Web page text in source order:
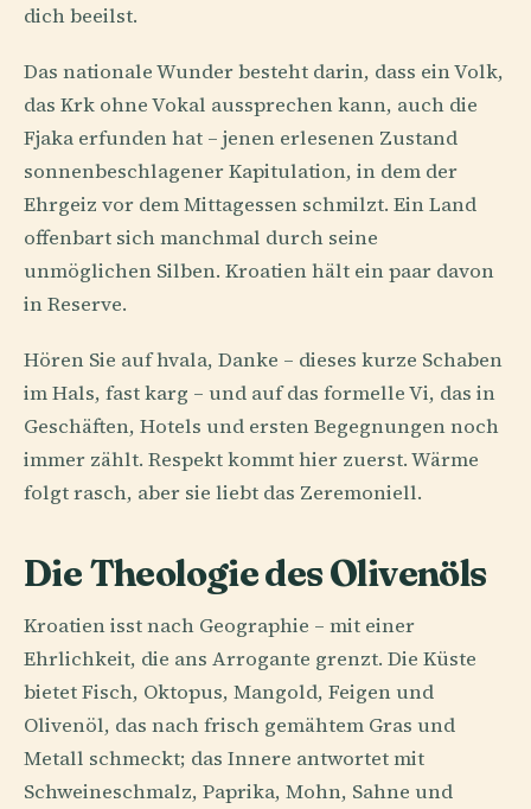
dich beeilst.
Das nationale Wunder besteht darin, dass ein Volk,
das Krk ohne Vokal aussprechen kann, auch die
Fjaka erfunden hat – jenen erlesenen Zustand
sonnenbeschlagener Kapitulation, in dem der
Ehrgeiz vor dem Mittagessen schmilzt. Ein Land
offenbart sich manchmal durch seine
unmöglichen Silben. Kroatien hält ein paar davon
in Reserve.
Hören Sie auf hvala, Danke – dieses kurze Schaben
im Hals, fast karg – und auf das formelle Vi, das in
Geschäften, Hotels und ersten Begegnungen noch
immer zählt. Respekt kommt hier zuerst. Wärme
folgt rasch, aber sie liebt das Zeremoniell.
Die Theologie des Olivenöls
Kroatien isst nach Geographie – mit einer
Ehrlichkeit, die ans Arrogante grenzt. Die Küste
bietet Fisch, Oktopus, Mangold, Feigen und
Olivenöl, das nach frisch gemähtem Gras und
Metall schmeckt; das Innere antwortet mit
Schweineschmalz, Paprika, Mohn, Sahne und